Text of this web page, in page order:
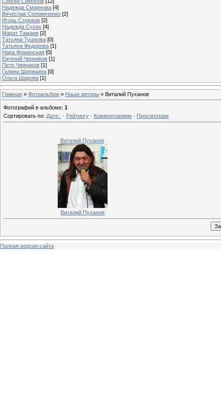
Надежда Смирнова [4]
Вячеслав Соловиченко [2]
Игорь Стрюков [2]
Надежда Сухих [4]
Марат Тамаев [2]
Татьяна Тушкова [0]
Татьяна Федорова [1]
Нара Фоминская [0]
Евгений Черников [1]
Петр Черников [1]
Галина Шипицина [0]
Ольга Шарова [1]
Главная » Фотоальбом » Наши авторы » Виталий Пуханов
Фотографий в альбоме: 1
Сортировать по: Дате · Рейтингу · Комментариям · Просмотрам
Виталий Пуханов
Виталий Пуханов
Полная версия сайта